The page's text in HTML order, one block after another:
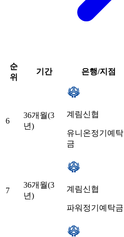
순
위
기간 은행/지점
6
36개월(3
년)
계림신협
유니온정기예탁
금
7
36개월(3
년)
계림신협
파워정기예탁금